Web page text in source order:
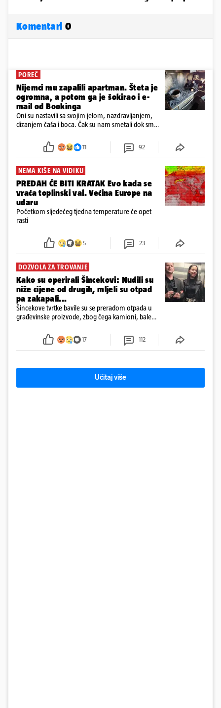
Komentari 0
POREČ
Nijemci mu zapalili apartman. Šteta je
ogromna, a potom ga je šokirao i e-
mail od Bookinga
Oni su nastavili sa svojim jelom, nazdravljanjem,
dizanjem čaša i boca. Čak su nam smetali dok smo
požar, rekao je vlasnik
11 92
NEMA KIŠE NA VIDIKU
PREDAH ĆE BITI KRATAK Evo kada se
vraća toplinski val. Većina Europe na
udaru
Početkom sljedećeg tjedna temperature će opet
rasti
5 23
DOZVOLA ZA TROVANJE
Kako su operirali Šincekovi: Nudili su
niže cijene od drugih, mljeli su otpad
pa zakapali...
Šincekove tvrtke bavile su se preradom otpada u
građevinske proizvode, zbog čega kamioni, bale
17 112
Učitaj više